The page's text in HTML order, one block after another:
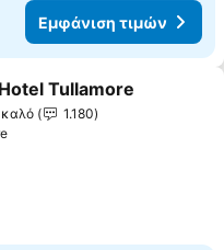
Εμφάνιση τιμών
στα αγαπημένα
Tullamore
1.180